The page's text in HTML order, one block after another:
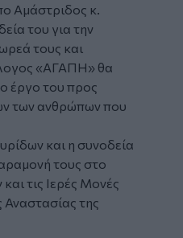
Αμάστριδος κ.
του για την
τους και
«ΑΓΑΠΗ» θα
έργο του προς
των ανθρώπων που
και η συνοδεία
τους στο
τις Ιερές Μονές
Αναστασίας της